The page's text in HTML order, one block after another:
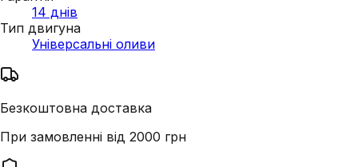
14 днів
Тип двигуна
Універсальні оливи
Безкоштовна доставка
При замовленні від 2000 грн